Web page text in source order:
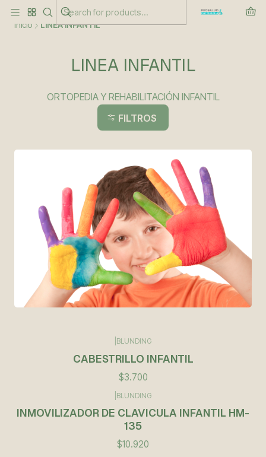
Inicio LINEA INFANTIL
LINEA INFANTIL
ORTOPEDIA Y REHABILITACIÓN INFANTIL
FILTROS
BLUNDING
CABESTRILLO INFANTIL
$3.700
Agotado
BLUNDING
INMOVILIZADOR DE CLAVICULA INFANTIL HM-
135
$10.920